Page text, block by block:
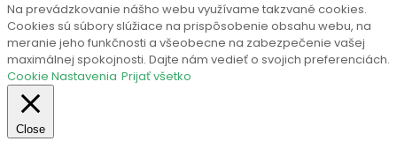
Na prevádzkovanie nášho webu využívame takzvané cookies.
Cookies sú súbory slúžiace na prispôsobenie obsahu webu, na
meranie jeho funkčnosti a všeobecne na zabezpečenie vašej
maximálnej spokojnosti. Dajte nám vedieť o svojich preferenciách.
Cookie Nastavenia Prijať všetko
Close